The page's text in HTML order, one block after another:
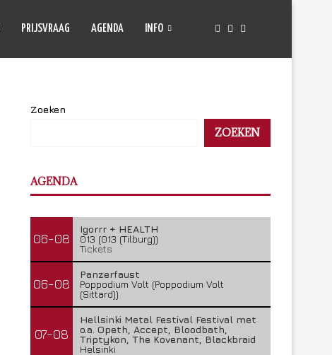
PRIJSVRAAG AGENDA INFO
Zoeken
ZOEKEN
AGENDA
06-08
Igorrr + HEALTH
013 (013 (Tilburg))
Tickets
06-08
Panzerfaust
Poppodium Volt (Poppodium Volt
(Sittard))
07-08
Hellsinki Metal Festival Festival met
o.a. Opeth, Accept, Bloodbath,
Triptykon, The Kovenant, Blackbraid
Helsinki